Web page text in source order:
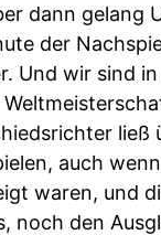
dann gelang
der
Und wir sind in
ließ
auch
waren, und
noch den